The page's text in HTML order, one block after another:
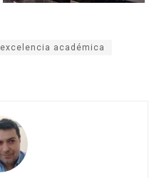
excelencia académica